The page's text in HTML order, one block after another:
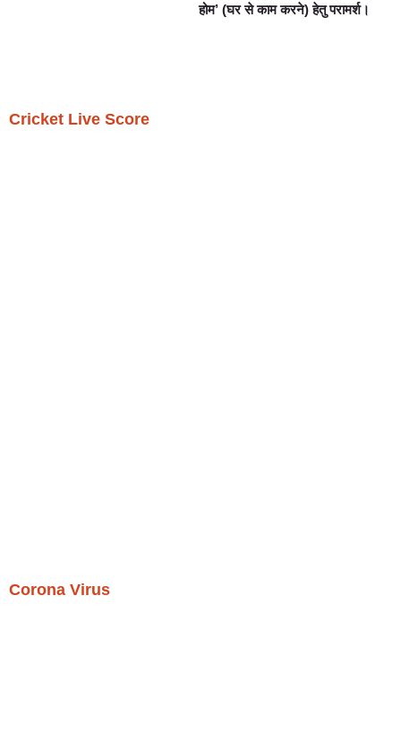
होम’ (घर से काम करने) हेतु परामर्श।
Cricket Live Score
Corona Virus